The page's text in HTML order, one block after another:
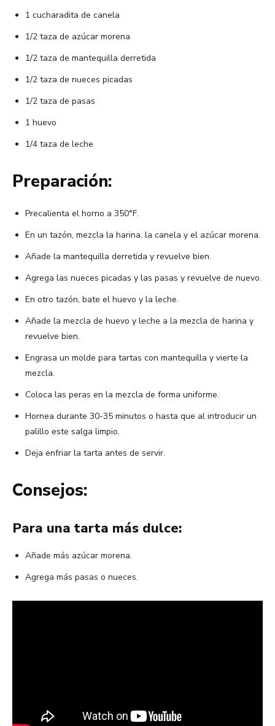
1 cucharadita de canela
1/2 taza de azúcar morena
1/2 taza de mantequilla derretida
1/2 taza de nueces picadas
1/2 taza de pasas
1 huevo
1/4 taza de leche
Preparación:
Precalienta el horno a 350°F.
En un tazón, mezcla la harina, la canela y el azúcar morena.
Añade la mantequilla derretida y revuelve bien.
Agrega las nueces picadas y las pasas y revuelve de nuevo.
En otro tazón, bate el huevo y la leche.
Añade la mezcla de huevo y leche a la mezcla de harina y
revuelve bien.
Engrasa un molde para tartas con mantequilla y vierte la
mezcla.
Coloca las peras en la mezcla de forma uniforme.
Hornea durante 30-35 minutos o hasta que al introducir un
palillo este salga limpio.
Deja enfriar la tarta antes de servir.
Consejos:
Para una tarta más dulce:
Añade más azúcar morena.
Agrega más pasas o nueces.